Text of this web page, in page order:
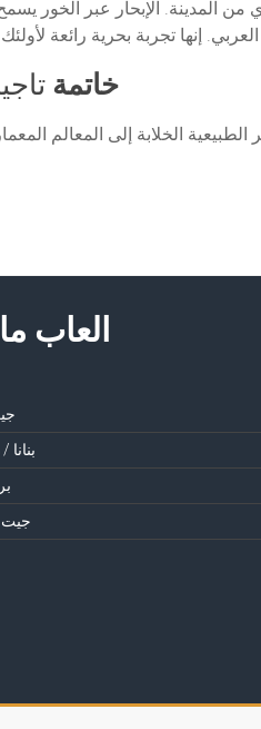
المدينة. الإبحار عبر الخور
خاتمة
الخلابة إلى المعالم
العاب
بنانا